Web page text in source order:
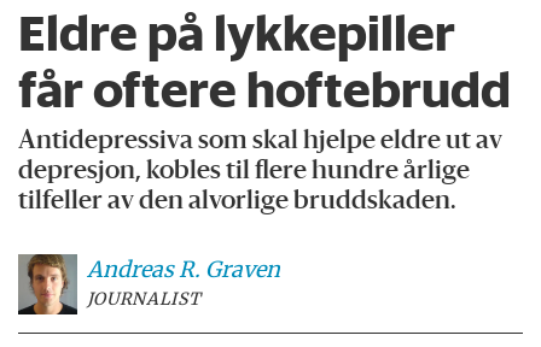
Eldre på lykkepiller
får oftere hoftebrudd
Antidepressiva som skal hjelpe eldre ut av
depresjon, kobles til flere hundre årlige
tilfeller av den alvorlige bruddskaden.
Andreas R. Graven
JOURNALIST